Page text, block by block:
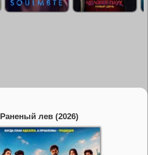
Раненый лев (2026)